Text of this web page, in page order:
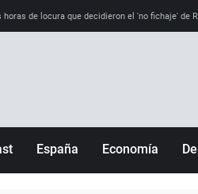
horas de locura que decidieron el 'no fichaje' de
España Economía